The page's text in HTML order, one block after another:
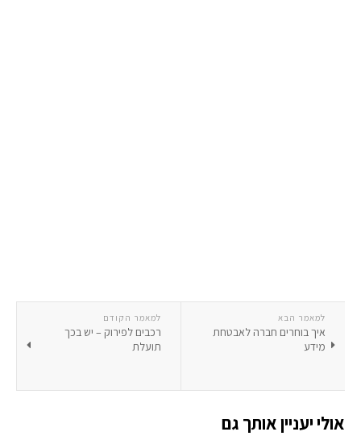
למאמר הקודם
רכבים לפירוק – יש בכך
תועלת
למאמר הבא
איך בוחרים חברה לאבטחת
מידע
אולי יעניין אותך גם